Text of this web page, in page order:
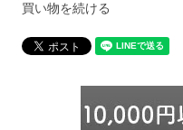
買い物を続ける